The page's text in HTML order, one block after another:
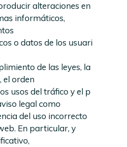
alteraciones en
informáticos,
o datos de los usuari
de las leyes, la
el orden
usos del tráfico y el p
legal como
del uso incorrecto
En particular, y